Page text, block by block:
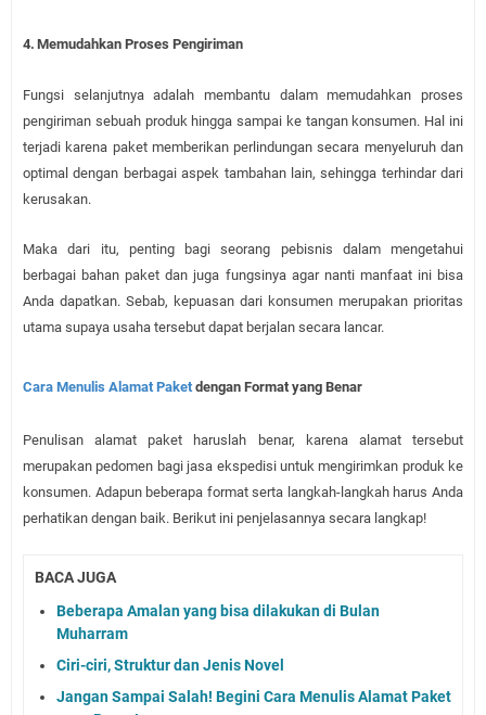
4. Memudahkan Proses Pengiriman
Fungsi selanjutnya adalah membantu dalam memudahkan proses
pengiriman sebuah produk hingga sampai ke tangan konsumen. Hal ini
terjadi karena paket memberikan perlindungan secara menyeluruh dan
optimal dengan berbagai aspek tambahan lain, sehingga terhindar dari
kerusakan.
Maka dari itu, penting bagi seorang pebisnis dalam mengetahui
berbagai bahan paket dan juga fungsinya agar nanti manfaat ini bisa
Anda dapatkan. Sebab, kepuasan dari konsumen merupakan prioritas
utama supaya usaha tersebut dapat berjalan secara lancar.
Cara Menulis Alamat Paket dengan Format yang Benar
Penulisan alamat paket haruslah benar, karena alamat tersebut
merupakan pedomen bagi jasa ekspedisi untuk mengirimkan produk ke
konsumen. Adapun beberapa format serta langkah-langkah harus Anda
perhatikan dengan baik. Berikut ini penjelasannya secara langkap!
BACA JUGA
Beberapa Amalan yang bisa dilakukan di Bulan
Muharram
Ciri-ciri, Struktur dan Jenis Novel
Jangan Sampai Salah! Begini Cara Menulis Alamat Paket